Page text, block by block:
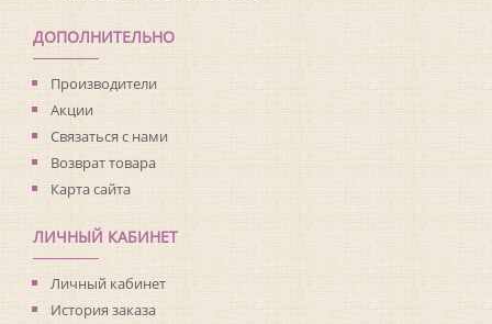
ДОПОЛНИТЕЛЬНО
Производители
Акции
Связаться с нами
Возврат товара
Карта сайта
ЛИЧНЫЙ КАБИНЕТ
Личный кабинет
История заказа